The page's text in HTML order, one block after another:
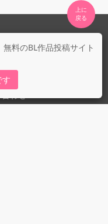
料のBL作品投稿サイト
上に
営ブログ